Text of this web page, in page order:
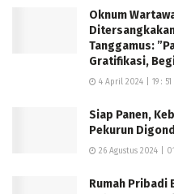
Oknum
Tanggamus:
Gratifikasi,
4 April 2024 | 19 : 51
Siap Panen,
Pekurun
26 Agustus 2024 |
Rumah